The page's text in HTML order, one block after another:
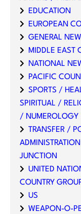
EDUCATION
EUROPEAN
GENERAL
MIDDLE EAST
NATIONAL
PACIFIC
SPORTS /
SPIRITUAL /
/ NUMEROLOGY
TRANSFER /
JUNCTION
UNITED
COUNTRY
US
WEAPON-O-